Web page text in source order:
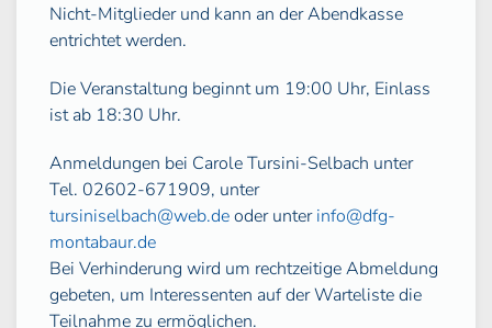
Nicht-Mitglieder und kann an der Abendkasse
entrichtet werden.
Die Veranstaltung beginnt um 19:00 Uhr, Einlass
ist ab 18:30 Uhr.
Anmeldungen bei Carole Tursini-Selbach unter
Tel. 02602-671909, unter
tursiniselbach@web.deoder unterinfo@dfg-
montabaur.de
Bei Verhinderung wird um rechtzeitige Abmeldung
gebeten, um Interessenten auf der Warteliste die
Teilnahme zu ermöglichen.